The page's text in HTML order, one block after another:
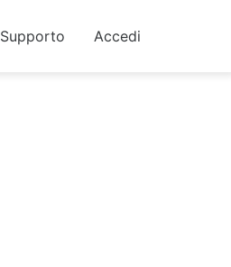
Supporto Accedi